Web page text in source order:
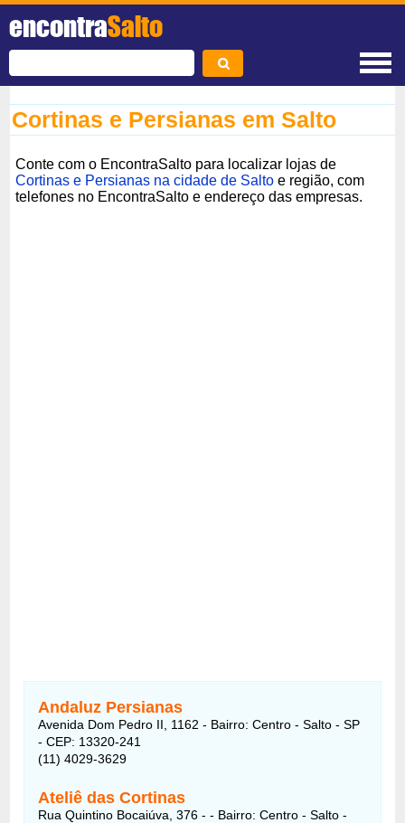
encontraSalto
Cortinas e Persianas em Salto
Conte com o EncontraSalto para localizar lojas de
Cortinas e Persianas na cidade de Salto e região, com
telefones no EncontraSalto e endereço das empresas.
Andaluz Persianas
Avenida Dom Pedro II, 1162 - Bairro: Centro - Salto - SP
- CEP: 13320-241
(11) 4029-3629
Ateliê das Cortinas
Rua Quintino Bocaiúva, 376 - - Bairro: Centro - Salto -